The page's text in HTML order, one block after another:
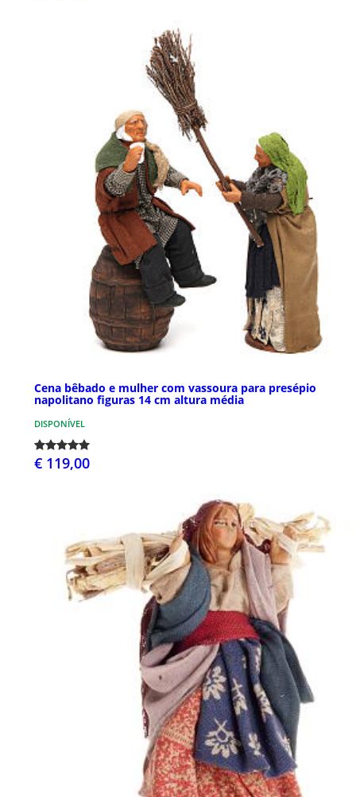
Cena bêbado e mulher com vassoura para presépio
napolitano figuras 14 cm altura média
DISPONÍVEL
€ 119,00